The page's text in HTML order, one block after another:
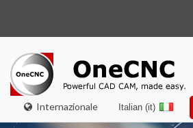
Internazionale Italian (it)